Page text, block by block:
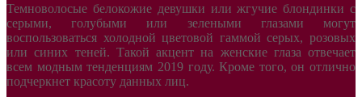
Темноволосые белокожие девушки или жгучие блондинки с
серыми, голубыми или зелеными глазами могут
воспользоваться холодной цветовой гаммой серых, розовых
или синих теней. Такой акцент на женские глаза отвечает
всем модным тенденциям 2019 году. Кроме того, он отлично
подчеркнет красоту данных лиц.